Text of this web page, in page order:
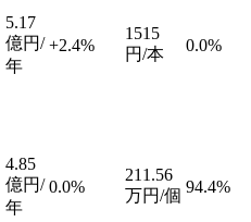
5.17
億円/
年
+2.4%
1515
円/本
0.0%
4.85
億円/
年
0.0%
211.56
万円/個 94.4%